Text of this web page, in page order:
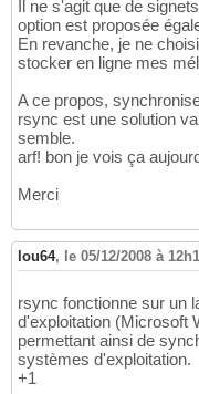
Il ne s'agit que de
option est proposée
En revanche, je ne
stocker en ligne mes
A ce propos,
rsync est une solution
semble.
arf! bon je vois ça
Merci
lou64, le 05/12/2008 à
rsync fonctionne sur un
d'exploitation (Microsoft
permettant ainsi de
systèmes d'exploitation.
+1